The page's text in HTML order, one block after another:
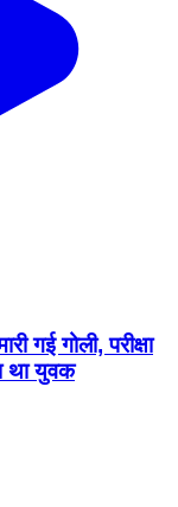
गई गोली, परीक्षा
था युवक